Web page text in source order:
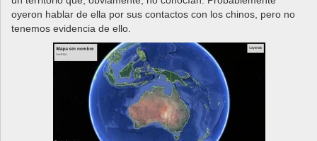
oyeron hablar de ella por sus contactos con los chinos, pero no
tenemos evidencia de ello.